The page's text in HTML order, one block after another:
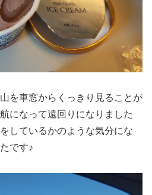
を車窓からくっきり見ることが
になって遠回りになりました
しているかのような気分にな
です♪